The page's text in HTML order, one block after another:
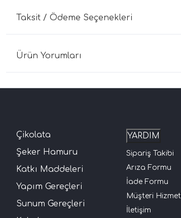
Taksit / Ödeme Seçenekleri
Ürün Yorumları
Çikolata
Şeker Hamuru
Katkı Maddeleri
Yapım Gereçleri
Sunum Gereçleri
YARDIM
Sipariş Takibi
Arıza Formu
İade Formu
Müşteri
İletişim